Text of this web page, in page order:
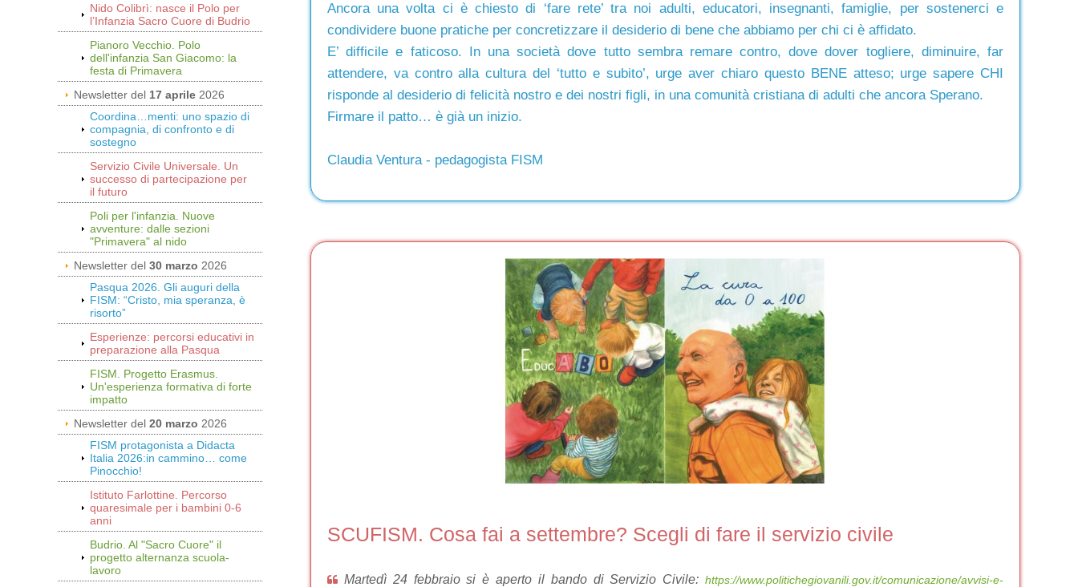
Nido Colibrì: nasce il Polo per
l’Infanzia Sacro Cuore di Budrio
Pianoro Vecchio. Polo
dell'infanzia San Giacomo: la
festa di Primavera
Newsletter del 17 aprile 2026
Coordina…menti: uno spazio di
compagnia, di confronto e di
sostegno
Servizio Civile Universale. Un
successo di partecipazione per
il futuro
Poli per l'infanzia. Nuove
avventure: dalle sezioni
"Primavera" al nido
Newsletter del 30 marzo 2026
Pasqua 2026. Gli auguri della
FISM: “Cristo, mia speranza, è
risorto”
Esperienze: percorsi educativi in
preparazione alla Pasqua
FISM. Progetto Erasmus.
Un'esperienza formativa di forte
impatto
Newsletter del 20 marzo 2026
FISM protagonista a Didacta
Italia 2026:in cammino… come
Pinocchio!
Istituto Farlottine. Percorso
quaresimale per i bambini 0-6
anni
Budrio. Al "Sacro Cuore" il
progetto alternanza scuola-
lavoro
Ancora una volta ci è chiesto di ‘fare rete’ tra noi adulti, educatori, insegnanti, famiglie, per sostenerci e
condividere buone pratiche per concretizzare il desiderio di bene che abbiamo per chi ci è affidato.
E’ difficile e faticoso. In una società dove tutto sembra remare contro, dove dover togliere, diminuire, far
attendere, va contro alla cultura del ‘tutto e subito’, urge aver chiaro questo BENE atteso; urge sapere CHI
risponde al desiderio di felicità nostro e dei nostri figli, in una comunità cristiana di adulti che ancora Sperano.
Firmare il patto… è già un inizio.
Claudia Ventura - pedagogista FISM
SCUFISM. Cosa fai a settembre? Scegli di fare il servizio civile
Martedì 24 febbraio si è aperto il bando di Servizio Civile:https://www.politichegiovanili.gov.it/comunicazione/avvisi-e-